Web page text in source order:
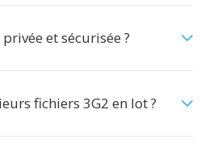
et sécurisée ?
fichiers 3G2 en lot ?